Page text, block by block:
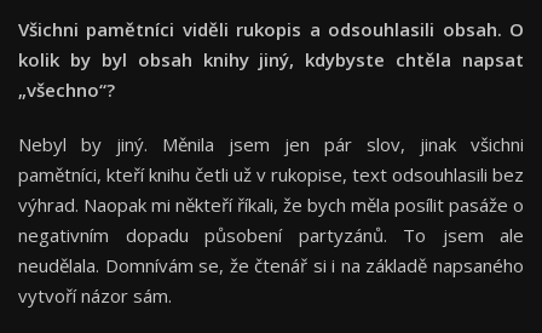
Všichni pamětníci viděli rukopis a odsouhlasili obsah. O
kolik by byl obsah knihy jiný, kdybyste chtěla napsat
„všechno“?
Nebyl by jiný. Měnila jsem jen pár slov, jinak všichni
pamětníci, kteří knihu četli už v rukopise, text odsouhlasili bez
výhrad. Naopak mi někteří říkali, že bych měla posílit pasáže o
negativním dopadu působení partyzánů. To jsem ale
neudělala. Domnívám se, že čtenář si i na základě napsaného
vytvoří názor sám.